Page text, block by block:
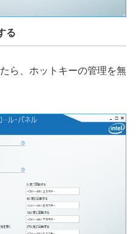
る
ら、ホットキーの管理を無